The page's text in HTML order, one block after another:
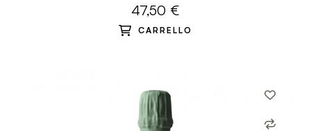
47,50 €
CARRELLO